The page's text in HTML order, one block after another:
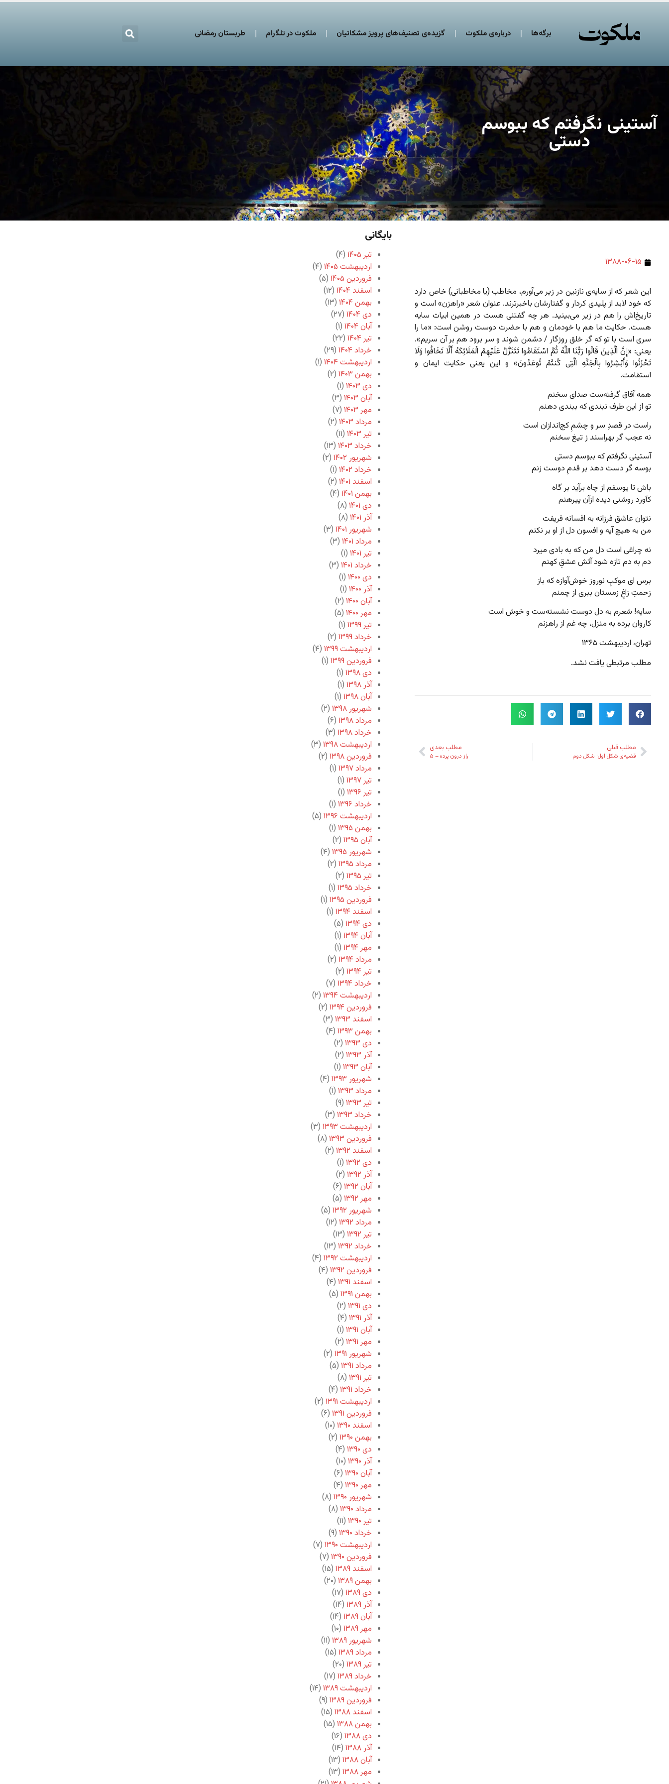
برگه‌ها درباره‌ی ملکوت گزیده‌ی تصنیف‌های پرویز مشکاتیان ملکوت در تلگرام طربستان رمضانی
آستینی نگرفتم که ببوسم
دستی
۱۳۸۸-۰۶-۱۵
این شعر که از سایه‌ی نازنین در زیر می‌آورم، مخاطب (یا مخاطبانی) خاص دارد
که خود لابد از پلیدی کردار و گفتارشان باخبرترند. عنوان شعر «راهزن» است و
تاریخ‌اش را هم در زیر می‌بینید. هر چه گفتنی هست در همین ابیات سایه
هست. حکایت ما هم با خودمان و هم با حضرت دوست روشن است: «ما را
سری است با تو که گر خلق روزگار / دشمن شوند و سر برود هم بر آن سریم».
یعنی: «إِنَّ الَّذِینَ قَالُوا رَبُّنَا اللَّهُ ثُمَّ اسْتَقَامُوا تَتَنَزَّلُ عَلَیْهِمُ الْمَلَائِکَهُ أَلَّا تَخَافُوا وَلَا
تَحْزَنُوا وَأَبْشِرُوا بِالْجَنَّهِ الَّتِی کُنتُمْ تُوعَدُونَ» و این یعنی حکایت ایمان و
استقامت.
همه آفاق گرفته‌ست صدای سخنم
تو از این طرف نبندی که ببندی دهنم
راست در قصدِ سر و چشمِ کج‌اندازان است
نه عجب گر بهراسند ز تیغ سخنم
آستینی نگرفتم که ببوسم دستی
بوسه گر دست دهد بر قدمِ دوست زنم
باش تا یوسفم از چاه برآید بر گاه
کآورد روشنی دیده ازآن پیرهنم
نتوان عاشق فرزانه به افسانه فریفت
من به هیچ آیه و افسون دل از او بر نکنم
نه چراغی است دل من که به بادی میرد
دم به دم تازه شود آتش عشقِ کهنم
برس ای موکبِ نوروز خوش‌آوازه که باز
زحمتِ زاغِ زمستان ببری از چمنم
سایه! شعرم به دل دوست نشسته‌ست و خوش است
کاروان برده به منزل، چه غم از راهزنم
تهران، اردیبهشت ۱۳۶۵
مطلب مرتبطی یافت نشد.
مطلب قبلی
قضیه‌ی شکل اول؛ شکل دوم
مطلب بعدی
راز درون پرده‌ – ۵
بایگانی
تیر ۱۴۰۵
(۴)
اردیبهشت ۱۴۰۵
(۴)
فروردین ۱۴۰۵
(۵)
اسفند ۱۴۰۴
(۱۲)
بهمن ۱۴۰۴
(۱۳)
دی ۱۴۰۴
(۲۷)
آبان ۱۴۰۴
(۱)
تیر ۱۴۰۴
(۲۲)
خرداد ۱۴۰۴
(۲۹)
اردیبهشت ۱۴۰۴
(۱)
بهمن ۱۴۰۳
(۲)
دی ۱۴۰۳
(۱)
آبان ۱۴۰۳
(۳)
مهر ۱۴۰۳
(۷)
مرداد ۱۴۰۳
(۲)
تیر ۱۴۰۳
(۱۱)
خرداد ۱۴۰۳
(۱۳)
شهریور ۱۴۰۲
(۲)
خرداد ۱۴۰۲
(۱)
اسفند ۱۴۰۱
(۲)
بهمن ۱۴۰۱
(۴)
دی ۱۴۰۱
(۸)
آذر ۱۴۰۱
(۸)
شهریور ۱۴۰۱
(۳)
مرداد ۱۴۰۱
(۳)
تیر ۱۴۰۱
(۱)
خرداد ۱۴۰۱
(۳)
دی ۱۴۰۰
(۱)
آذر ۱۴۰۰
(۱)
آبان ۱۴۰۰
(۲)
مهر ۱۴۰۰
(۵)
تیر ۱۳۹۹
(۱)
خرداد ۱۳۹۹
(۲)
اردیبهشت ۱۳۹۹
(۴)
فروردین ۱۳۹۹
(۱)
دی ۱۳۹۸
(۱)
آذر ۱۳۹۸
(۱)
آبان ۱۳۹۸
(۱)
شهریور ۱۳۹۸
(۲)
مرداد ۱۳۹۸
(۶)
خرداد ۱۳۹۸
(۳)
اردیبهشت ۱۳۹۸
(۳)
فروردین ۱۳۹۸
(۲)
مرداد ۱۳۹۷
(۱)
تیر ۱۳۹۷
(۱)
تیر ۱۳۹۶
(۱)
خرداد ۱۳۹۶
(۱)
اردیبهشت ۱۳۹۶
(۵)
بهمن ۱۳۹۵
(۱)
آبان ۱۳۹۵
(۲)
شهریور ۱۳۹۵
(۴)
مرداد ۱۳۹۵
(۲)
تیر ۱۳۹۵
(۲)
خرداد ۱۳۹۵
(۱)
فروردین ۱۳۹۵
(۱)
اسفند ۱۳۹۴
(۱)
دی ۱۳۹۴
(۵)
آبان ۱۳۹۴
(۱)
مهر ۱۳۹۴
(۱)
مرداد ۱۳۹۴
(۲)
تیر ۱۳۹۴
(۲)
خرداد ۱۳۹۴
(۷)
اردیبهشت ۱۳۹۴
(۲)
فروردین ۱۳۹۴
(۲)
اسفند ۱۳۹۳
(۳)
بهمن ۱۳۹۳
(۴)
دی ۱۳۹۳
(۲)
آذر ۱۳۹۳
(۲)
آبان ۱۳۹۳
(۱)
شهریور ۱۳۹۳
(۴)
مرداد ۱۳۹۳
(۱)
تیر ۱۳۹۳
(۹)
خرداد ۱۳۹۳
(۳)
اردیبهشت ۱۳۹۳
(۳)
فروردین ۱۳۹۳
(۸)
اسفند ۱۳۹۲
(۲)
دی ۱۳۹۲
(۱)
آذر ۱۳۹۲
(۲)
آبان ۱۳۹۲
(۶)
مهر ۱۳۹۲
(۵)
شهریور ۱۳۹۲
(۵)
مرداد ۱۳۹۲
(۱۲)
تیر ۱۳۹۲
(۱۳)
خرداد ۱۳۹۲
(۱۳)
اردیبهشت ۱۳۹۲
(۴)
فروردین ۱۳۹۲
(۴)
اسفند ۱۳۹۱
(۴)
بهمن ۱۳۹۱
(۵)
دی ۱۳۹۱
(۲)
آذر ۱۳۹۱
(۴)
آبان ۱۳۹۱
(۱)
مهر ۱۳۹۱
(۲)
شهریور ۱۳۹۱
(۲)
مرداد ۱۳۹۱
(۵)
تیر ۱۳۹۱
(۸)
خرداد ۱۳۹۱
(۴)
اردیبهشت ۱۳۹۱
(۲)
فروردین ۱۳۹۱
(۶)
اسفند ۱۳۹۰
(۱۰)
بهمن ۱۳۹۰
(۲)
دی ۱۳۹۰
(۴)
آذر ۱۳۹۰
(۱۰)
آبان ۱۳۹۰
(۶)
مهر ۱۳۹۰
(۴)
شهریور ۱۳۹۰
(۸)
مرداد ۱۳۹۰
(۸)
تیر ۱۳۹۰
(۱۱)
خرداد ۱۳۹۰
(۹)
اردیبهشت ۱۳۹۰
(۷)
فروردین ۱۳۹۰
(۷)
اسفند ۱۳۸۹
(۱۵)
بهمن ۱۳۸۹
(۲۰)
دی ۱۳۸۹
(۱۷)
آذر ۱۳۸۹
(۱۴)
آبان ۱۳۸۹
(۱۴)
مهر ۱۳۸۹
(۱۰)
شهریور ۱۳۸۹
(۱۱)
مرداد ۱۳۸۹
(۱۵)
تیر ۱۳۸۹
(۲۰)
خرداد ۱۳۸۹
(۱۷)
اردیبهشت ۱۳۸۹
(۱۴)
فروردین ۱۳۸۹
(۹)
اسفند ۱۳۸۸
(۱۵)
بهمن ۱۳۸۸
(۱۵)
دی ۱۳۸۸
(۱۶)
آذر ۱۳۸۸
(۱۴)
آبان ۱۳۸۸
(۱۳)
مهر ۱۳۸۸
(۱۳)